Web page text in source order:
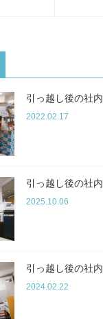
引っ越し後の社内
2022.02.17
引っ越し後の社内
2025.10.06
引っ越し後の社内
2024.02.22